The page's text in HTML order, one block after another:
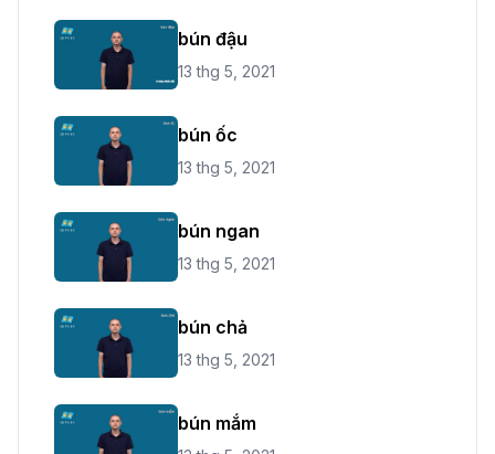
bún đậu
13 thg 5, 2021
bún ốc
13 thg 5, 2021
bún ngan
13 thg 5, 2021
bún chả
13 thg 5, 2021
bún mắm